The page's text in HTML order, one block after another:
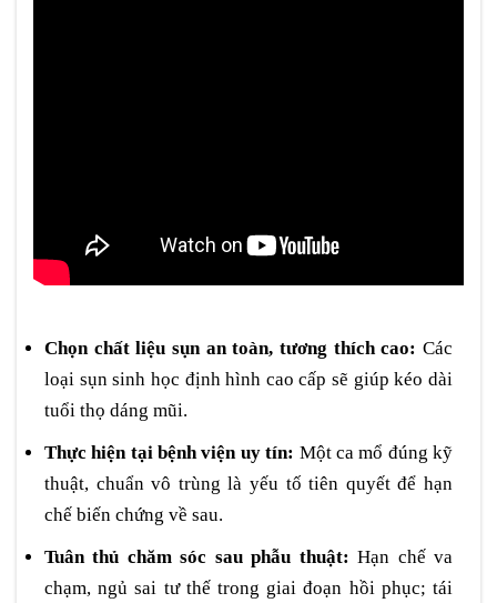
Chọn chất liệu sụn an toàn, tương thích cao: Các
loại sụn sinh học định hình cao cấp sẽ giúp kéo dài
tuổi thọ dáng mũi.
Thực hiện tại bệnh viện uy tín: Một ca mổ đúng kỹ
thuật, chuẩn vô trùng là yếu tố tiên quyết để hạn
chế biến chứng về sau.
Tuân thủ chăm sóc sau phẫu thuật: Hạn chế va
chạm, ngủ sai tư thế trong giai đoạn hồi phục; tái